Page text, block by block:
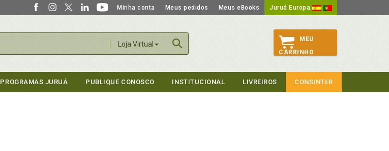
Minha conta Meus pedidos Meus eBooks Juruá Europa
Loja Virtual
MEU
CARRINHO
PROGRAMAS JURUÁ PUBLIQUE CONOSCO INSTITUCIONAL LIVREIROS CONSINTER